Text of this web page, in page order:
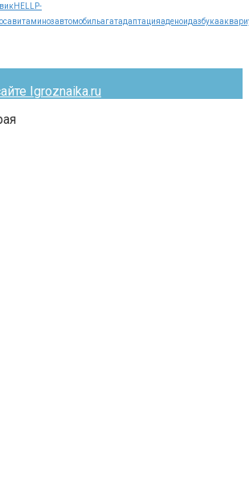
HELLP-
авитаминозавтомобильагатадаптацияаденоидазбука
Igroznaika.ru